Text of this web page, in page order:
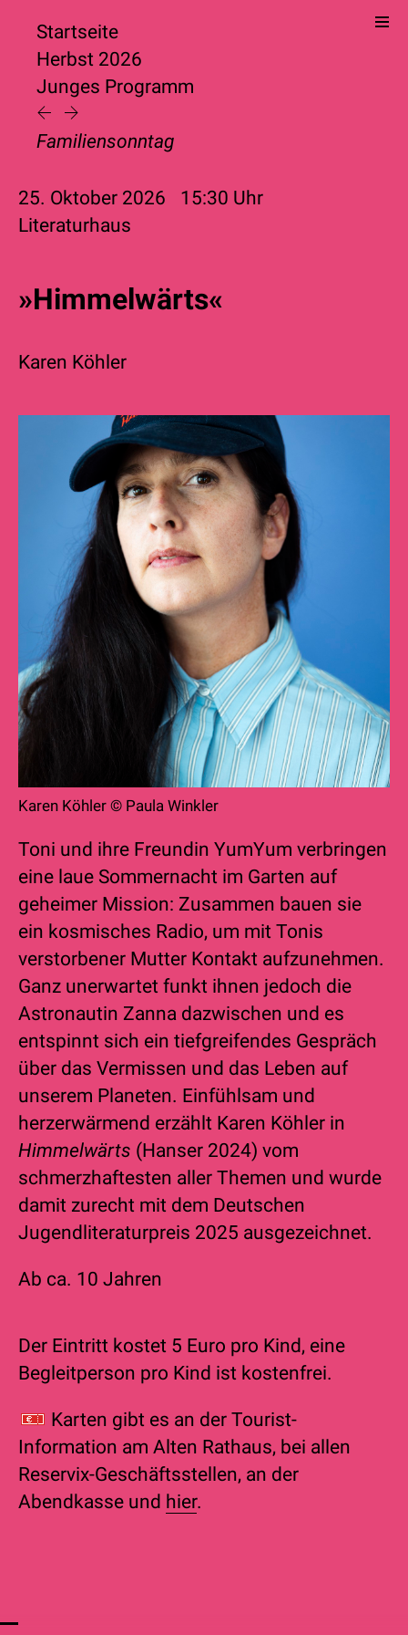
Startseite
Herbst 2026
Junges Programm
Familiensonntag
25. Oktober 2026 15:30 Uhr
Literaturhaus
»Himmelwärts«
Karen Köhler
Karen Köhler © Paula Winkler
Toni und ihre Freundin YumYum verbringen
eine laue Sommernacht im Garten auf
geheimer Mission: Zusammen bauen sie
ein kosmisches Radio, um mit Tonis
verstorbener Mutter Kontakt aufzunehmen.
Ganz unerwartet funkt ihnen jedoch die
Astronautin Zanna dazwischen und es
entspinnt sich ein tiefgreifendes Gespräch
über das Vermissen und das Leben auf
unserem Planeten. Einfühlsam und
herzerwärmend erzählt Karen Köhler in
Himmelwärts (Hanser 2024) vom
schmerzhaftesten aller Themen und wurde
damit zurecht mit dem Deutschen
Jugendliteraturpreis 2025 ausgezeichnet.
Ab ca. 10 Jahren
Der Eintritt kostet 5 Euro pro Kind, eine
Begleitperson pro Kind ist kostenfrei.
Karten gibt es an der Tourist-
Information am Alten Rathaus, bei allen
Reservix-Geschäftsstellen, an der
Abendkasse und hier.